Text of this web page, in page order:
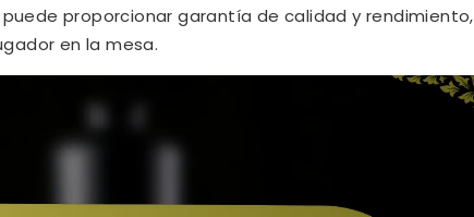
proporcionar garantía de calidad y rendimiento,
en la mesa.